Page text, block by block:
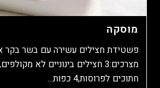
מוסקה
פשטידת חצילים עשירה עם בשר בקר
חתוכים לפרוסות,4 כפות…